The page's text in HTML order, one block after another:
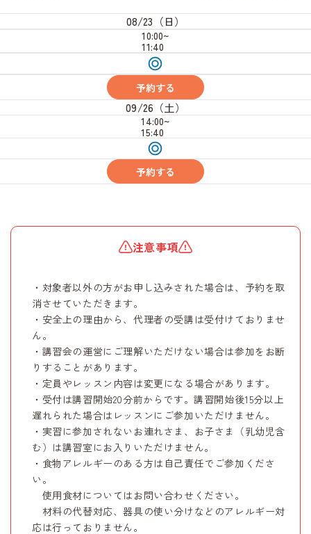
08/23（日）
10:00~
11:40
受
付
予約する
09/26（土）
14:00~
15:40
受
付
予約する
注意事項
・対象者以外の方がお申し込みされた場合は、予約を取
消させていただきます。
・安全上の理由から、代理者の受講は受付けておりませ
ん。
・講習会の運営にご理解いただけない場合は参加をお断
りすることがあります。
・定員やレッスン内容は変更になる場合があります。
・受付は講習開始20分前からです。講習開始後15分以上
遅れられた場合はレッスンにご参加いただけません。
・実習に参加されないお連れさま、お子さま（乳幼児含
む）は講習室にお入りいただけません。
・食物アレルギーのある方は自己責任でご参加くださ
い。
使用食材についてはお問い合わせください。
材料の代替対応、器具の使い分けなどのアレルギー対
応は行っておりません。